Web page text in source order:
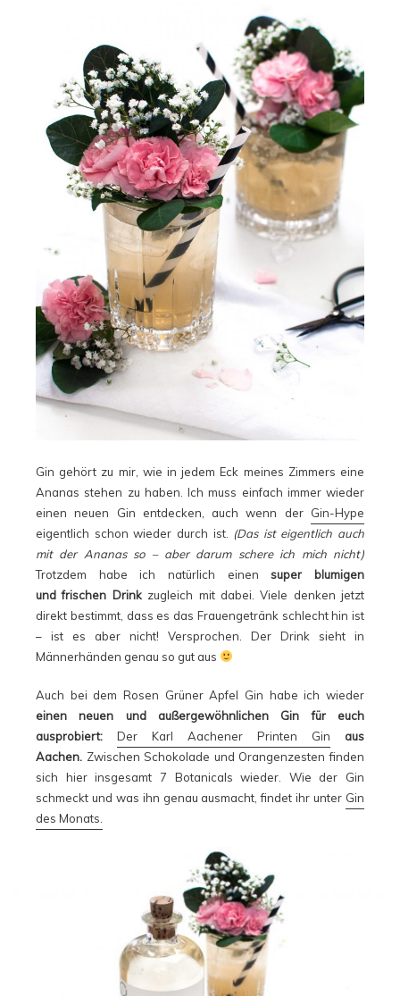
Gin gehört zu mir, wie in jedem Eck meines Zimmers eine
Ananas stehen zu haben. Ich muss einfach immer wieder
einen neuen Gin entdecken, auch wenn der Gin-Hype
eigentlich schon wieder durch ist.
(Das ist eigentlich auch
mit der Ananas so – aber darum schere ich mich nicht)
Trotzdem habe ich natürlich einensuper blumigen
und frischen Drinkzugleich mit dabei. Viele denken jetzt
direkt bestimmt, dass es das Frauengetränk schlecht hin ist
– ist es aber nicht! Versprochen. Der Drink sieht in
Männerhänden genau so gut aus
Auch bei dem Rosen Grüner Apfel Gin habe ich wieder
einen neuen und außergewöhnlichen Gin für euch
ausprobiert: Der Karl Aachener Printen Gin aus
Aachen. Zwischen Schokolade und Orangenzesten finden
sich hier insgesamt 7 Botanicals wieder. Wie der Gin
schmeckt und was ihn genau ausmacht, findet ihr unter Gin
des Monats.